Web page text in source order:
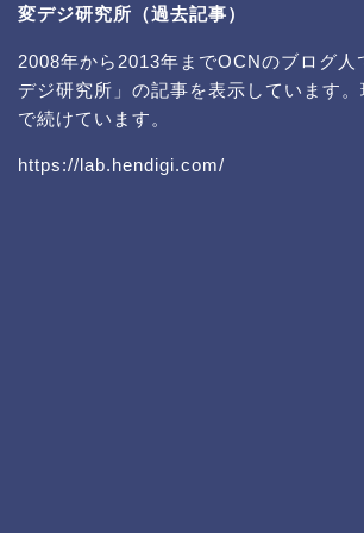
変デジ研究所（過去記事）
2008年から2013年までOCNのブログ人
デジ研究所」の記事を表示しています
で続けています。
https://lab.hendigi.com/